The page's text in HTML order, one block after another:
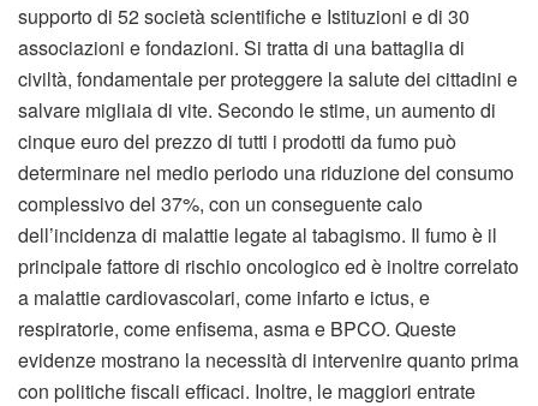
supporto di 52 società scientifiche e Istituzioni e di 30
associazioni e fondazioni. Si tratta di una battaglia di
civiltà, fondamentale per proteggere la salute dei cittadini e
salvare migliaia di vite. Secondo le stime, un aumento di
cinque euro del prezzo di tutti i prodotti da fumo può
determinare nel medio periodo una riduzione del consumo
complessivo del 37%, con un conseguente calo
dell’incidenza di malattie legate al tabagismo. Il fumo è il
principale fattore di rischio oncologico ed è inoltre correlato
a malattie cardiovascolari, come infarto e ictus, e
respiratorie, come enfisema, asma e BPCO. Queste
evidenze mostrano la necessità di intervenire quanto prima
con politiche fiscali efficaci. Inoltre, le maggiori entrate